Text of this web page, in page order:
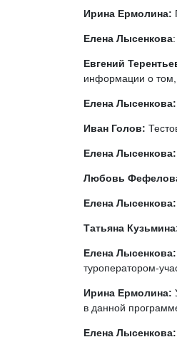
Ирина Ермолина:
Елена Лысенкова
Евгений
информации о том,
Елена Лысенкова:
Иван Голов:
Елена Лысенкова:
Любовь
Елена Лысенкова:
Татьяна
Елена Лысенкова:
туроператором-
Ирина Ермолина:
в данной
Елена Лысенкова: